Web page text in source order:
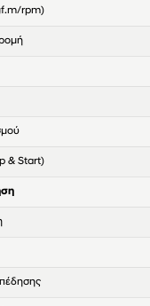
rpm)
& Start)